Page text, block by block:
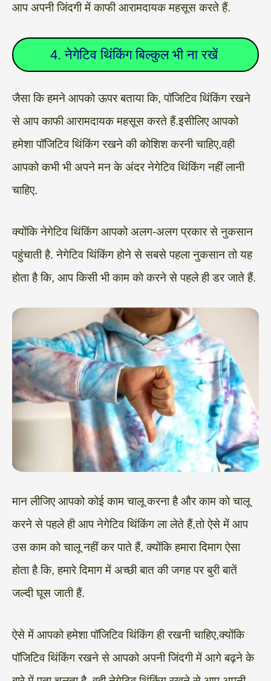
आप अपनी जिंदगी में काफी आरामदायक महसूस करते हैं.
4. नेगेटिव थिंकिंग बिल्कुल भी ना रखें
जैसा कि हमने आपको ऊपर बताया कि, पॉजिटिव थिंकिंग रखने
से आप काफी आरामदायक महसूस करते हैं.इसीलिए आपको
हमेशा पॉजिटिव थिंकिंग रखने की कोशिश करनी चाहिए,वही
आपको कभी भी अपने मन के अंदर नेगेटिव थिंकिंग नहीं लानी
चाहिए.
क्योंकि नेगेटिव थिंकिंग आपको अलग-अलग प्रकार से नुकसान
पहुंचाती है. नेगेटिव थिंकिंग होने से सबसे पहला नुकसान तो यह
होता है कि, आप किसी भी काम को करने से पहले ही डर जाते हैं.
मान लीजिए आपको कोई काम चालू करना है और काम को चालू
करने से पहले ही आप नेगेटिव थिंकिंग ला लेते हैं,तो ऐसे में आप
उस काम को चालू नहीं कर पाते हैं, क्योंकि हमारा दिमाग ऐसा
होता है कि, हमारे दिमाग में अच्छी बात की जगह पर बुरी बातें
जल्दी घूस जाती हैं.
ऐसे में आपको हमेशा पॉजिटिव थिंकिंग ही रखनी चाहिए,क्योंकि
पॉजिटिव थिंकिंग रखने से आपको अपनी जिंदगी में आगे बढ़ने के